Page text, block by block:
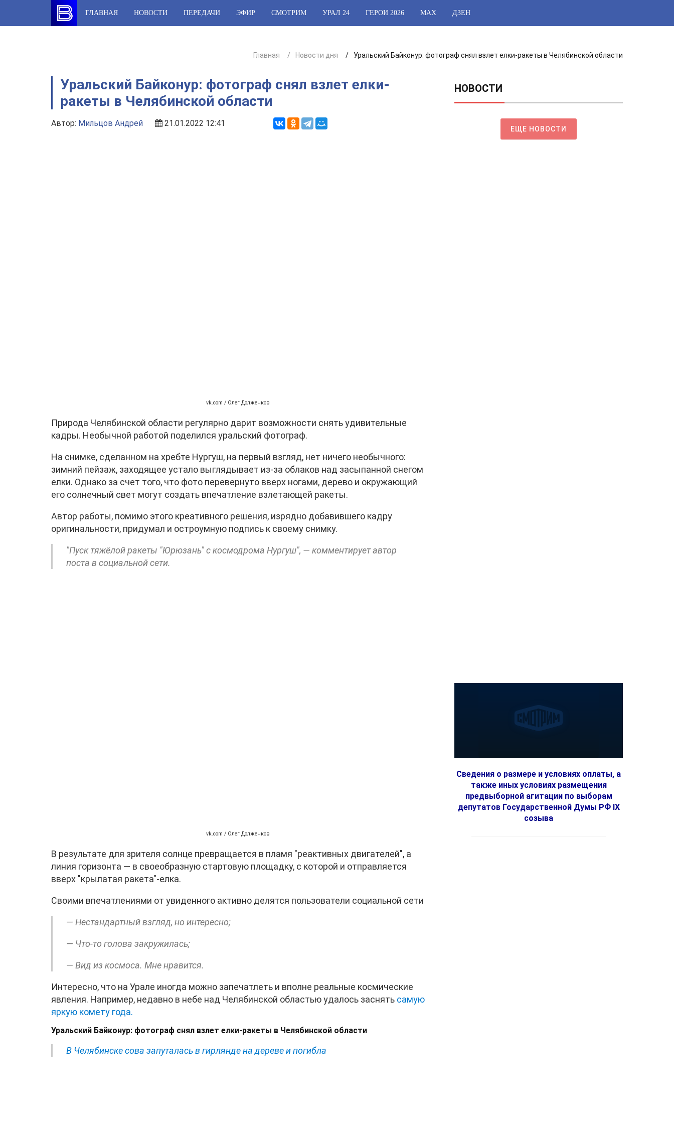
content
ГЛАВНАЯ НОВОСТИ ПЕРЕДАЧИ ЭФИР СМОТРИМ УРАЛ 24 ГЕРОИ 2026 МАХ ДЗЕН
Главная Новости дня Уральский Байконур: фотограф снял взлет елки-ракеты в Челябинской области
Уральский Байконур: фотограф снял взлет елки-
ракеты в Челябинской области
Автор: Мильцов Андрей 21.01.2022 12:41
vk.com / Олег Долженков
Природа Челябинской области регулярно дарит возможности снять удивительные
кадры. Необычной работой поделился уральский фотограф.
На снимке, сделанном на хребте Нургуш, на первый взгляд, нет ничего необычного:
зимний пейзаж, заходящее устало выглядывает из-за облаков над засыпанной снегом
елки. Однако за счет того, что фото перевернуто вверх ногами, дерево и окружающий
его солнечный свет могут создать впечатление взлетающей ракеты.
Автор работы, помимо этого креативного решения, изрядно добавившего кадру
оригинальности, придумал и остроумную подпись к своему снимку.
"Пуск тяжёлой ракеты "Юрюзань" с космодрома Нургуш", — комментирует автор
поста в социальной сети.
vk.com / Олег Долженков
В результате для зрителя солнце превращается в пламя "реактивных двигателей", а
линия горизонта — в своеобразную стартовую площадку, с которой и отправляется
вверх "крылатая ракета"-елка.
Своими впечатлениями от увиденного активно делятся пользователи социальной сети
— Нестандартный взгляд, но интересно;
— Что-то голова закружилась;
— Вид из космоса. Мне нравится.
Интересно, что на Урале иногда можно запечатлеть и вполне реальные космические
явления. Например, недавно в небе над Челябинской областью удалось заснять самую
яркую комету года.
Уральский Байконур: фотограф снял взлет елки-ракеты в Челябинской области
В Челябинске сова запуталась в гирлянде на дереве и погибла
НОВОСТИ
ЕЩЕ НОВОСТИ
Сведения о размере и условиях оплаты, а
также иных условиях размещения
предвыборной агитации по выборам
депутатов Государственной Думы РФ IX
созыва